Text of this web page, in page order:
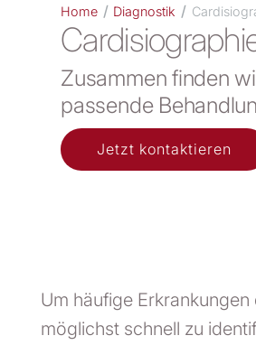
Home / Diagnostik /
Zusammen finden
passende
Jetzt kontaktieren
Um häufige Erkrankungen
möglichst schnell zu